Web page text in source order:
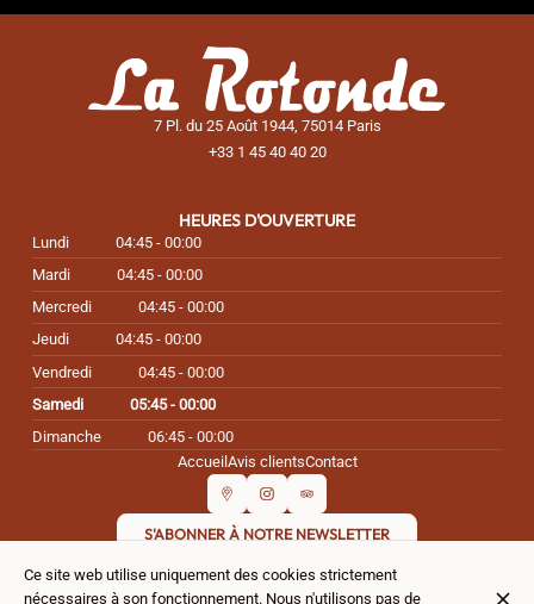
7 Pl. du 25 Août 1944, 75014 Paris
+33 1 45 40 40 20
HEURES D'OUVERTURE
Lundi
04:45 - 00:00
Mardi
04:45 - 00:00
Mercredi
04:45 - 00:00
Jeudi
04:45 - 00:00
Vendredi
04:45 - 00:00
Samedi
05:45 - 00:00
Dimanche
06:45 - 00:00
Accueil Avis clientsContact
S'ABONNER À NOTRE NEWSLETTER
Ce site web utilise uniquement des cookies strictement
nécessaires à son fonctionnement. Nous n'utilisons pas de